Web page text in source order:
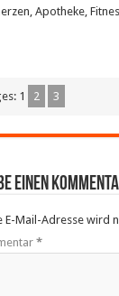
Apotheke,
1 2 3
einen
E-Mail-Adresse wird
*